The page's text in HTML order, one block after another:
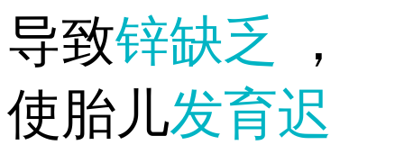
导致锌缺乏
，
使胎儿发育迟